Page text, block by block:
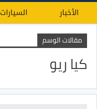
الأخبار السيارات
مقالات الوسم
كيا ريو